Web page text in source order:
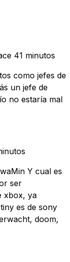
41 minutos
como jefes de
un jefe de
no estaría mal
Y cual es
ser
xbox, ya
es de sony
doom,